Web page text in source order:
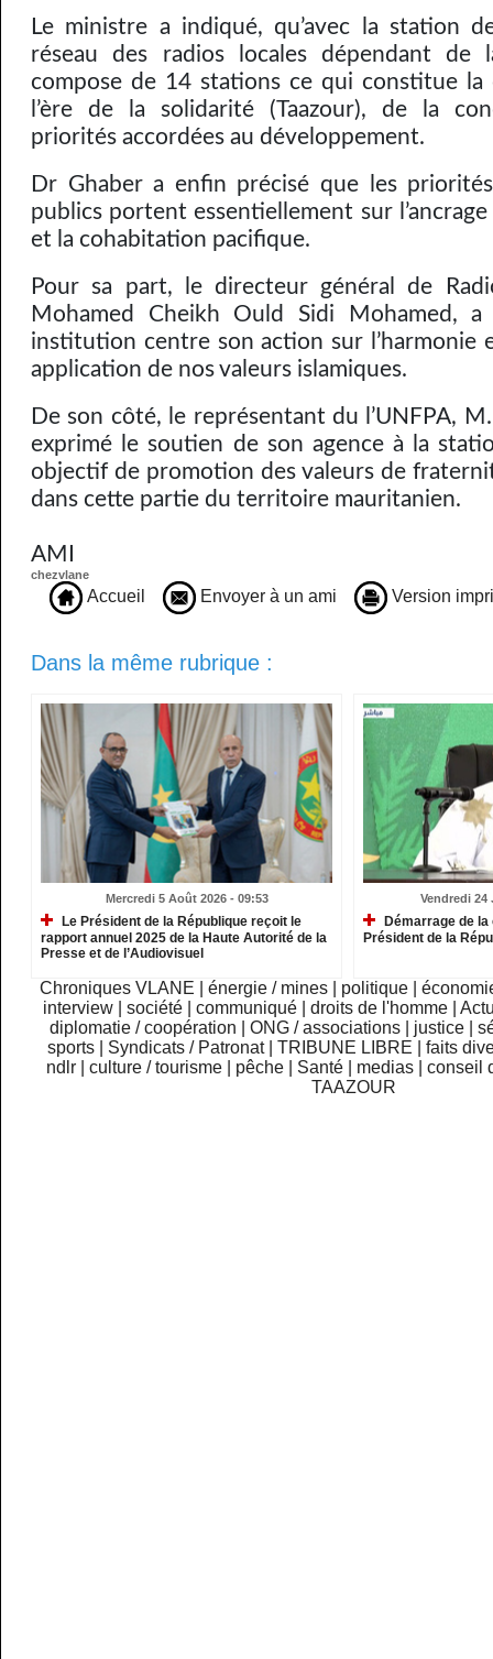
Le ministre a indiqué, qu’avec la station
réseau des radios locales dépendant de
compose de 14 stations ce qui constitue la
l’ère de la solidarité (Taazour), de la
priorités accordées au développement.
Dr Ghaber a enfin précisé que les
publics portent essentiellement sur
et la cohabitation pacifique.
Pour sa part, le directeur général de
Mohamed Cheikh Ould Sidi Mohamed,
institution centre son action sur l’harmonie
application de nos valeurs islamiques.
De son côté, le représentant du l’UNFPA,
exprimé le soutien de son agence à la
objectif de promotion des valeurs de
dans cette partie du territoire mauritanien.
AMI
chezvlane
Accueil Envoyer à un ami Version
Dans la même rubrique :
Mercredi 5 Août 2026 - 09:53
Le Président de la République reçoit le
rapport annuel 2025 de la Haute Autorité de la
Presse et de l’Audiovisuel
Vendredi 24
Démarrage de
Président de la
Chroniques VLANE énergie / mines politique
interview
|société |communiqué |droits de l'homme |
diplomatie / coopération
ONG / associations justice
sports
Syndicats / Patronat TRIBUNE LIBRE
faits
ndlr
|culture / tourisme pêche Santé medias |conseil
TAAZOUR